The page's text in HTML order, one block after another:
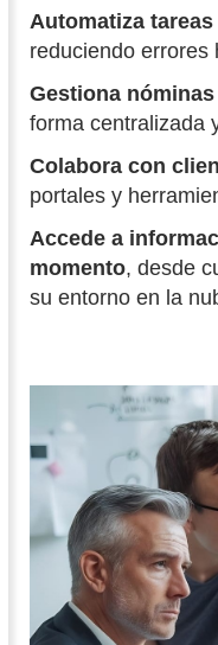
Automatiza
reduciendo errores
Gestiona
forma centralizada
Colabora con
portales y
Accede a
momento, desde
su entorno en la